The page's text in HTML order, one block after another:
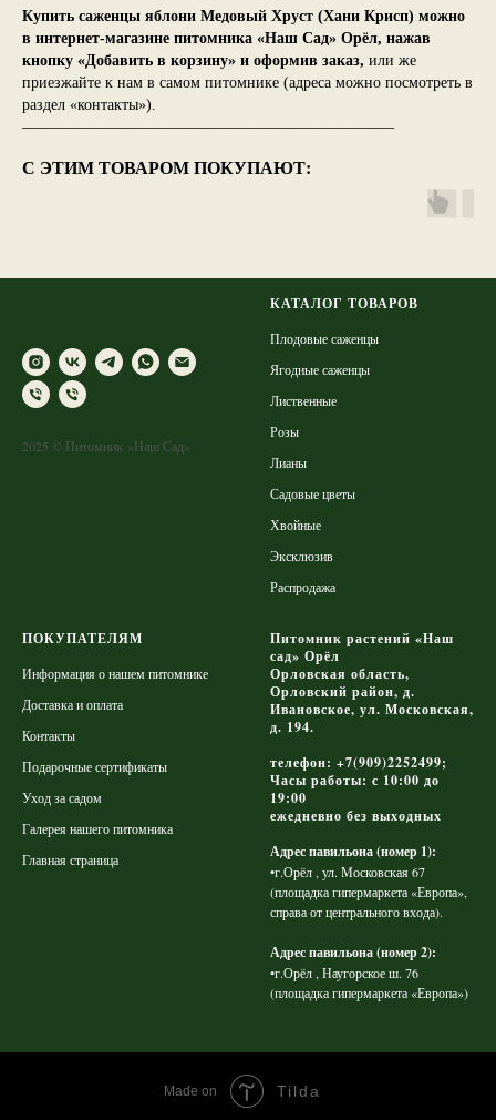
Купить саженцы яблони Медовый Хруст (Хани Крисп) можно
в интернет-магазине питомника «Наш Сад» Орёл, нажав
кнопку «Добавить в корзину» и оформив заказ, или же
приезжайте к нам в самом питомнике (адреса можно посмотреть в
раздел «контакты»).
————————————————————————
С ЭТИМ ТОВАРОМ ПОКУПАЮТ:
2025 © Питомник «Наш Сад»
КАТАЛОГ ТОВАРОВ
Плодовые саженцы
Ягодные саженцы
Лиственные
Розы
Лианы
Садовые цветы
Хвойные
Эксклюзив
Распродажа
ПОКУПАТЕЛЯМ
Информация о нашем питомнике
Доставка и оплата
Контакты
Подарочные сертификаты
Уход за садом
Галерея нашего питомника
Главная страница
Питомник растений «Наш
сад» Орёл
Орловская область,
Орловский район, д.
Ивановское, ул. Московская,
д. 194.
телефон: +7(909)2252499;
Часы работы: с 10:00 до
19:00
ежедневно без выходных
Адрес павильона (номер 1):
•г.Орёл , ул. Московская 67
(площадка гипермаркета «Европа»,
справа от центрального входа).
Адрес павильона (номер 2):
•г.Орёл , Наугорское ш. 76
(площадка гипермаркета «Европа»)
Made on Tilda